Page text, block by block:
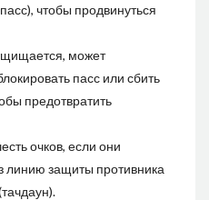
чтобы продвинуться
может
пасс или сбить
предотвратить
очков, если они
линию защиты противника